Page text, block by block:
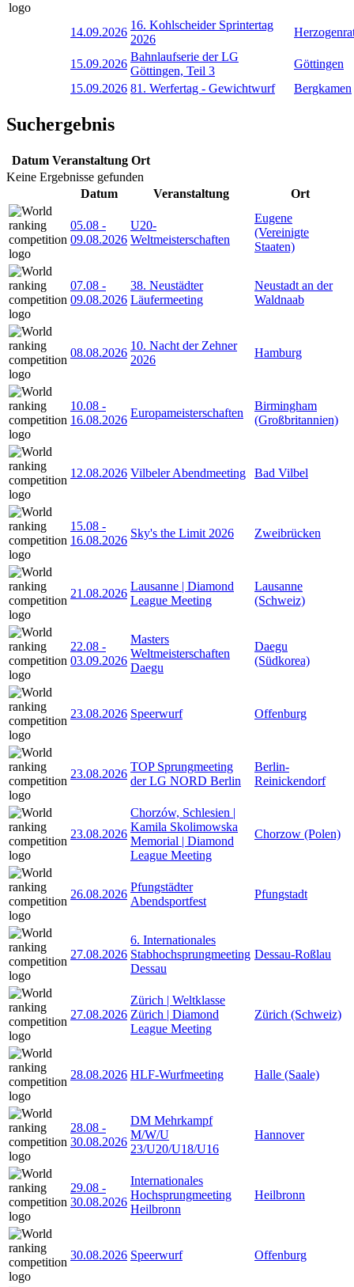
14.09.2026
16. Kohlscheider Sprintertag
2026
15.09.2026
Bahnlaufserie der LG
Göttingen, Teil 3
Göttingen
15.09.2026 81. Werfertag - Gewichtwurf Bergkamen
Suchergebnis
Datum Veranstaltung Ort
Keine Ergebnisse gefunden
Datum
Veranstaltung Ort
05.08 -
09.08.2026
U20-
Weltmeisterschaften
Eugene
(Vereinigte
Staaten)
07.08 -
09.08.2026
38. Neustädter
Läufermeeting
Neustadt an der
Waldnaab
08.08.2026
10. Nacht der Zehner
2026
Hamburg
10.08 -
16.08.2026
Europameisterschaften
Birmingham
(Großbritannien)
12.08.2026 Vilbeler Abendmeeting Bad Vilbel
15.08 -
16.08.2026
Sky's the Limit 2026 Zweibrücken
21.08.2026
Lausanne | Diamond
League Meeting
Lausanne
(Schweiz)
22.08 -
03.09.2026
Masters
Weltmeisterschaften
Daegu
Daegu
(Südkorea)
23.08.2026 Speerwurf Offenburg
23.08.2026
TOP Sprungmeeting
der LG NORD Berlin
Berlin-
Reinickendorf
23.08.2026
Chorzów, Schlesien |
Kamila Skolimowska
Memorial | Diamond
League Meeting
Chorzow (Polen)
26.08.2026
Pfungstädter
Abendsportfest
Pfungstadt
27.08.2026
6. Internationales
Stabhochsprungmeeting
Dessau
Dessau-Roßlau
27.08.2026
Zürich | Weltklasse
Zürich | Diamond
League Meeting
Zürich (Schweiz)
28.08.2026 HLF-Wurfmeeting Halle (Saale)
28.08 -
30.08.2026
DM Mehrkampf
M/W/U
23/U20/U18/U16
Hannover
29.08 -
30.08.2026
Internationales
Hochsprungmeeting
Heilbronn
Heilbronn
30.08.2026 Speerwurf Offenburg